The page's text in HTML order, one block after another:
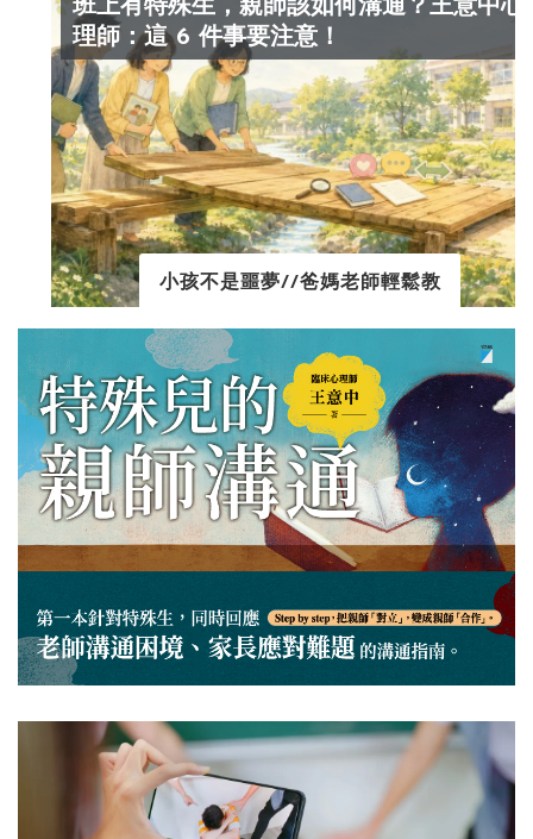
班上有特殊生，親師該如何溝通？王意中心
理師：這 6 件事要注意！
小孩不是噩夢//爸媽老師輕鬆教